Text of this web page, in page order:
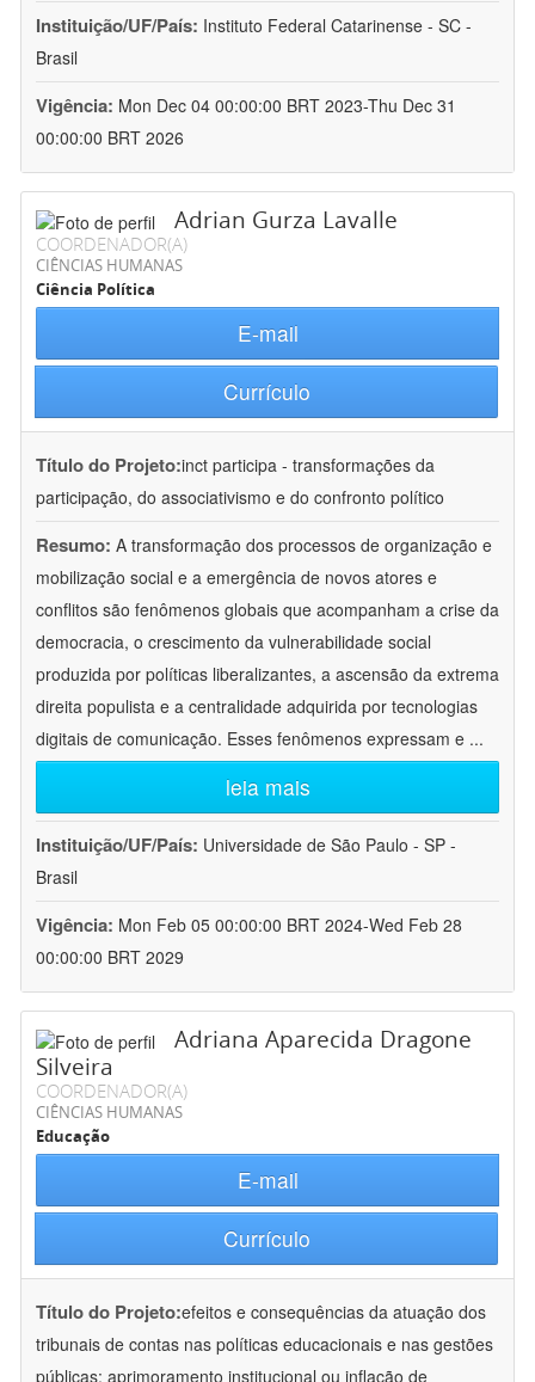
Instituição/UF/País: Instituto Federal Catarinense - SC -
Brasil
Vigência: Mon Dec 04 00:00:00 BRT 2023-Thu Dec 31
00:00:00 BRT 2026
Adrian Gurza Lavalle
COORDENADOR(A)
CIÊNCIAS HUMANAS
Ciência Política
E-mail
Currículo
Título do Projeto:inct participa - transformações da
participação, do associativismo e do confronto político
Resumo: A transformação dos processos de organização e
mobilização social e a emergência de novos atores e
conflitos são fenômenos globais que acompanham a crise da
democracia, o crescimento da vulnerabilidade social
produzida por políticas liberalizantes, a ascensão da extrema
direita populista e a centralidade adquirida por tecnologias
digitais de comunicação. Esses fenômenos expressam e ...
leia mais
Instituição/UF/País: Universidade de São Paulo - SP -
Brasil
Vigência: Mon Feb 05 00:00:00 BRT 2024-Wed Feb 28
00:00:00 BRT 2029
Adriana Aparecida Dragone
Silveira
COORDENADOR(A)
CIÊNCIAS HUMANAS
Educação
E-mail
Currículo
Título do Projeto:efeitos e consequências da atuação dos
tribunais de contas nas políticas educacionais e nas gestões
públicas: aprimoramento institucional ou inflação de